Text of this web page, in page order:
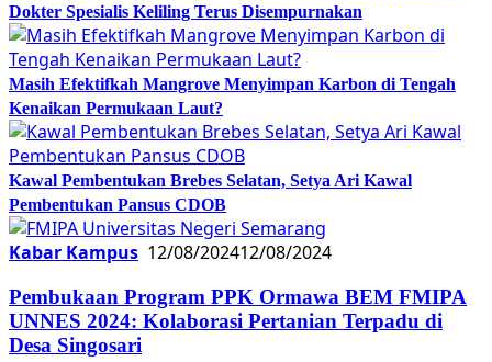
Dokter Spesialis Keliling Terus Disempurnakan
Masih Efektifkah Mangrove Menyimpan Karbon di Tengah
Kenaikan Permukaan Laut?
Kawal Pembentukan Brebes Selatan, Setya Ari Kawal
Pembentukan Pansus CDOB
Kabar Kampus 12/08/202412/08/2024
Pembukaan Program PPK Ormawa BEM FMIPA
UNNES 2024: Kolaborasi Pertanian Terpadu di
Desa Singosari